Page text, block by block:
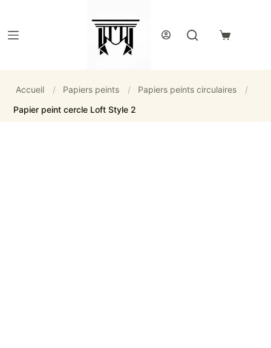
Panier
Accueil / Papiers peints / Papiers peints circulaires
/
Papier peint cercle Loft Style 2